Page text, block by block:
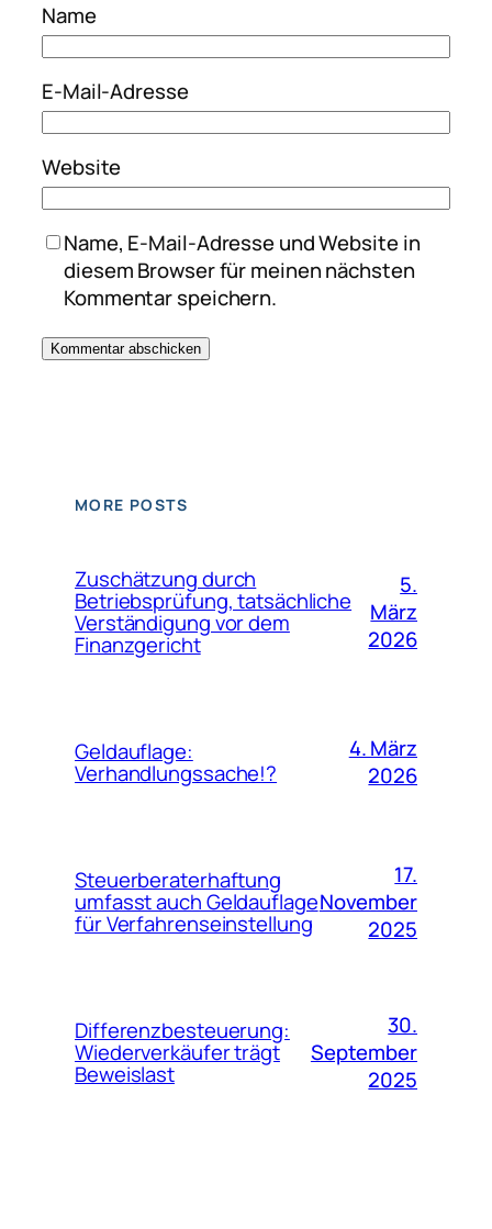
Name
E-Mail-Adresse
Website
Name, E-Mail-Adresse und Website in
diesem Browser für meinen nächsten
Kommentar speichern.
MORE POSTS
Zuschätzung durch
Betriebsprüfung, tatsächliche
Verständigung vor dem
Finanzgericht
5.
März
2026
Geldauflage:
Verhandlungssache!?
4. März
2026
Steuerberaterhaftung
umfasst auch Geldauflage
für Verfahrenseinstellung
17.
November
2025
Differenzbesteuerung:
Wiederverkäufer trägt
Beweislast
30.
September
2025